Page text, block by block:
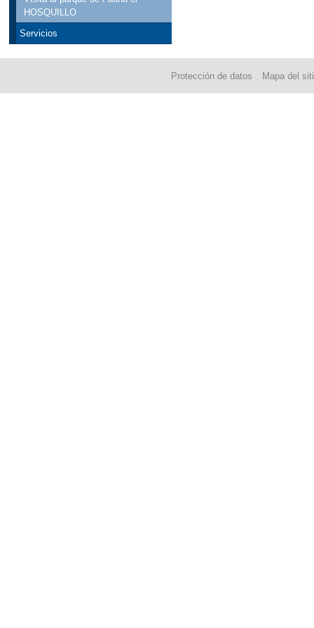
HOSQUILLO
Servicios
Protección de datos Mapa del